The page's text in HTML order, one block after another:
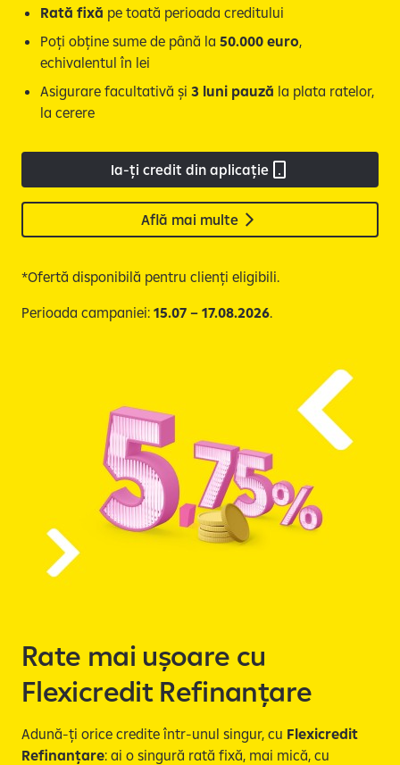
Rată fixă pe toată perioada creditului
Poți obține sume de până la 50.000 euro,
echivalentul în lei
Asigurare facultativă și 3 luni pauză la plata ratelor,
la cerere
Ia-ți credit din aplicație
Află mai multe
*Ofertă disponibilă pentru clienți eligibili.
Perioada campaniei: 15.07 – 17.08.2026.
Rate mai ușoare cu
Flexicredit Refinanțare
Adună-ți orice credite într-unul singur, cu Flexicredit
Refinanțare: ai o singură rată fixă, mai mică, cu